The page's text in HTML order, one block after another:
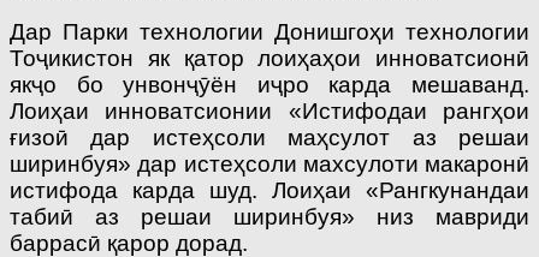
Дар Парки технологии Донишгоҳи технологии
Тоҷикистон як қатор лоиҳаҳои инноватсионӣ
якҷо бо унвонҷӯён иҷро карда мешаванд.
Лоиҳаи инноватсионии «Истифодаи рангҳои
ғизоӣ дар истеҳсоли маҳсулот аз решаи
ширинбуя» дар истеҳсоли махсулоти макаронӣ
истифода карда шуд. Лоиҳаи «Рангкунандаи
табиӣ аз решаи ширинбуя» низ мавриди
баррасӣ қа­рор дорад.